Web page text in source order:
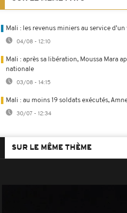
Mali : les revenus miniers au service
04/08 - 12:10
Mali : après sa libération, Moussa Mara
nationale
03/08 - 14:15
Mali : au moins 19 soldats exécutés,
30/07 - 12:34
SUR LE MÊME THÈME